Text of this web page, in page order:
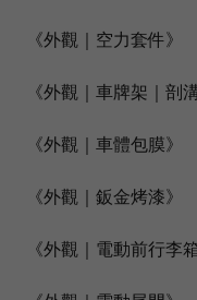
《外觀｜空力套件》
《外觀｜車牌架｜剖
《外觀｜車體包膜》
《外觀｜鈑金烤漆》
《外觀｜電動前行李